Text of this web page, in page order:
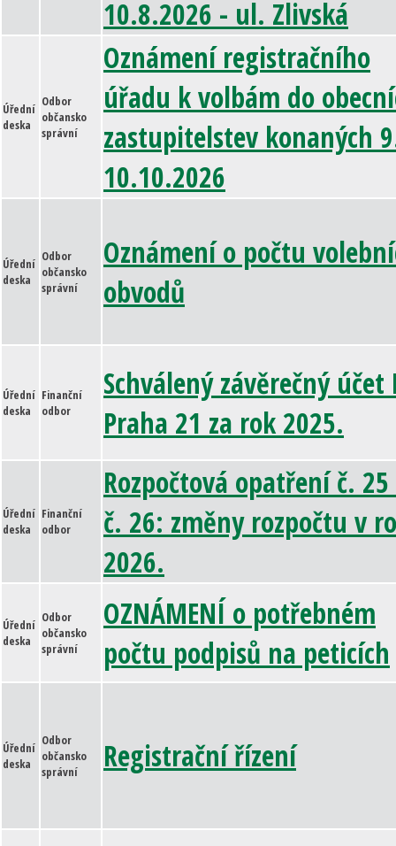
10.8.2026 - ul. Zlivská
Úřední
deska
Odbor
občansko
správní
Oznámení registračního
úřadu k volbám do
zastupitelstev konaných
10.10.2026
Úřední
deska
Odbor
občansko
správní
Oznámení o počtu
obvodů
Úřední
deska
Finanční
odbor
Schválený závěrečný účet
Praha 21 za rok 2025.
Úřední
deska
Finanční
odbor
Rozpočtová opatření č. 25
č. 26: změny rozpočtu v
2026.
Úřední
deska
Odbor
občansko
správní
OZNÁMENÍ o potřebném
počtu podpisů na peticích
Úřední
deska
Odbor
občansko
správní
Registrační řízení